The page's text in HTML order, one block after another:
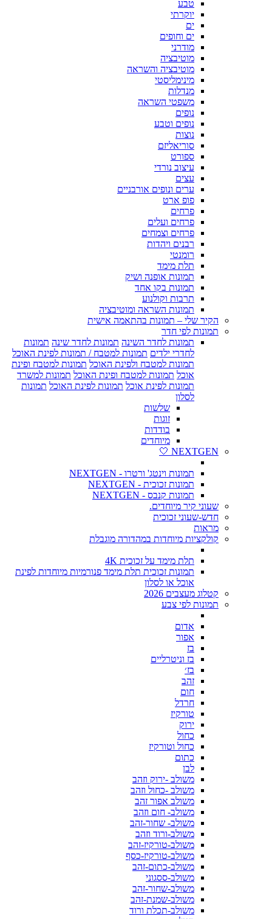
טבע
יוקרתי
ים
ים וחופים
מודרני
מוטיבציה
מוטיבציה והשראה
מינימליסטי
מנדלות
משפטי השראה
נופים
נופים וטבע
נוצות
סוריאליזם
ספורט
עיצוב נורדי
עצים
ערים ונופים אורבניים
פופ ארט
פרחים
פרחים ועלים
פרחים וצמחים
רבנים ויהדות
רומנטי
תלת מימד
תמונות אופנה ושיק
תמונות בקו אחד
תרבות וקולנוע
תמונות השראה ומוטיבציה
הקיר שלי – תמונות בהתאמה אישית
תמונות לפי חדר
תמונות לחדר השינה תמונות לחדר שינה תמונות
לחדרי ילדים תמונות למטבח / תמונות לפינת האוכל
תמונות למטבח ולפינת האוכל תמונות למטבח ופינת
אוכל תמונות למטבח ופינת האוכל תמונות למשרד
תמונות לפינת אוכל תמונות לפינת האוכל תמונות
לסלון
שלשות
זוגות
בודדות
מיוחדים
NEXTGEN 🤍
תמונות וינטג' ורטרו - NEXTGEN
תמונות זכוכית - NEXTGEN
תמונות קנבס - NEXTGEN
שעוני קיר מיוחדים.
חדש-שעוני זכוכית
מראות
קולקציות מיוחדות במהדורה מוגבלת
תלת מימד על זכוכית 4K
תמונות זכוכית תלת מימד פנורמיות מיוחדות לפינת
אוכל או לסלון
קטלוג מעצבים 2026
תמונות לפי צבע
אדום
אפור
בז
בז וניטרליים
בז׳
זהב
חום
חרדל
טורקיז
ירוק
כחול
כחול וטורקיז
כתום
לבן
משולב -ירוק וזהב
משולב -כחול וזהב
משולב אפור זהב
משולב- חום וזהב
משולב- שחור-זהב
משולב-ורוד וזהב
משולב-טורקיז-זהב
משולב-טורקיז-כסף
משולב-כתום-זהב
משולב-ססגוני
משולב-שחור-זהב
משולב-שמנת-זהב
משולב-תכלת ורוד